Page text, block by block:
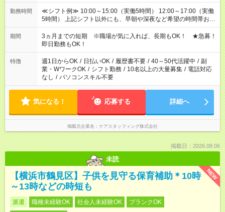
勤務時間
≪シフト例≫ 10:00～15:00（実働5時間） 12:00～17:00（実働
5時間） 上記シフト以外にも、早朝や深夜など希望の時間帯お聞
かせください！ 事前に担当からヒアリングもしますので、ご安
心ください！
期間
3ヵ月までの短期 ※職場が気に入れば、長期もOK！ ★急募！
即日勤務もOK！
特徴 週1日からOK / 日払いOK / 履歴書不要 / 40～50代活躍中 / 副
業・WワークOK / シフト勤務 / 10名以上の大量募集 / 電話対応
なし / パソコンスキル不要
気になる！ 応募する 詳細へ
掲載元企業名 ケアスタッフィング株式会社
掲載日：2026.08.06
未読
NEW
【横浜市鶴見区】子供を見守る保育補助＊10時
～13時などの時短も
派遣 職種未経験OK 社会人未経験OK
ブランクOK